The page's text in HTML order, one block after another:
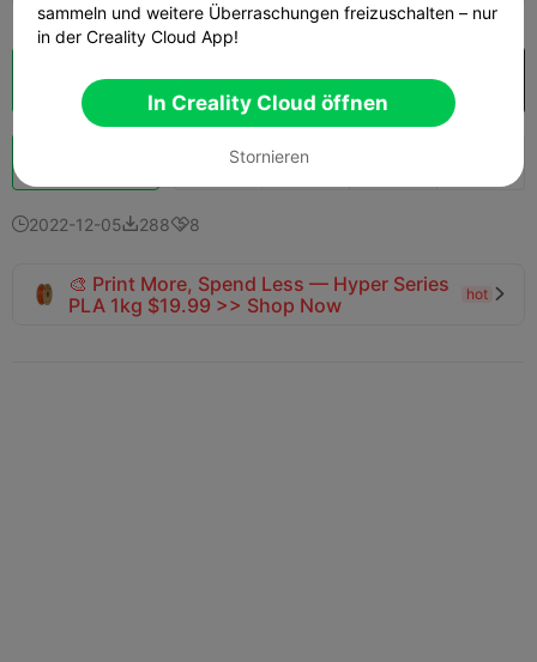
Wolkenscheibe In Creality Cloud öffnen
137 135
2022-12-052888
🎨 Print More, Spend Less — Hyper Series
PLA 1kg $19.99 >> Shop Now
hot 
sammeln und weitere Überraschungen freizuschalten – nur
in der Creality Cloud App!
In Creality Cloud öffnen
Stornieren